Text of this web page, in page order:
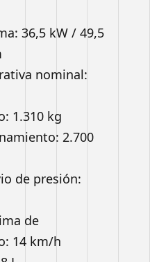
36,5 kW / 49,5
nominal:
1.310 kg
2.700
de presión:
de
14 km/h